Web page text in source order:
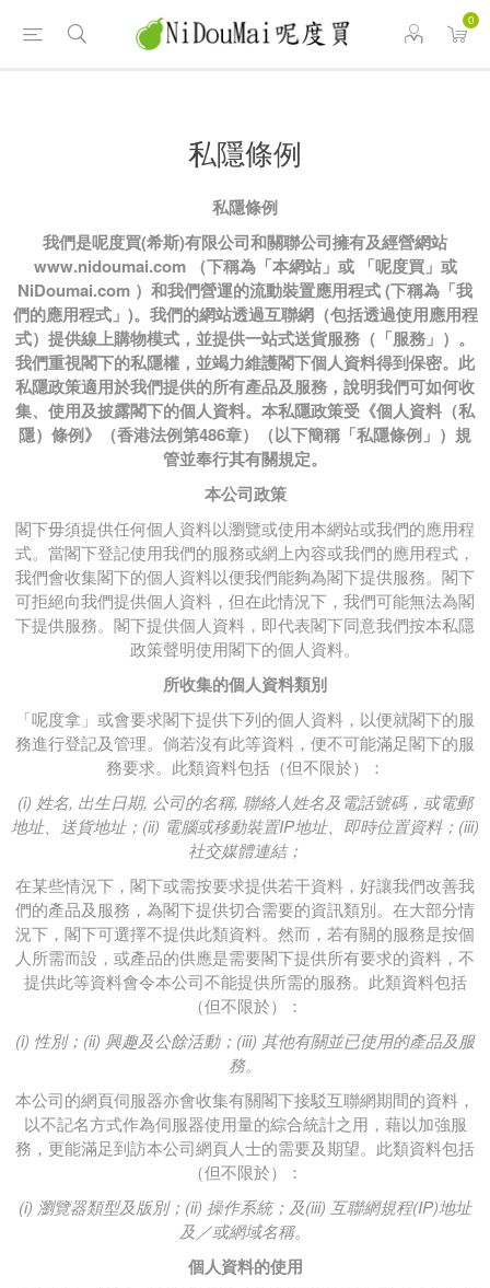
0
私隱條例
私隱條例
我們是呢度買(希斯)有限公司和關聯公司擁有及經營網站
www.nidoumai.com （下稱為「本網站」或 「呢度買」或
NiDoumai.com ）和我們營運的流動裝置應用程式 (下稱為「我
們的應用程式」)。我們的網站透過互聯網（包括透過使用應用程
式）提供線上購物模式，並提供一站式送貨服務（「服務」）。
我們重視閣下的私隱權，並竭力維護閣下個人資料得到保密。此
私隱政策適用於我們提供的所有產品及服務，說明我們可如何收
集、使用及披露閣下的個人資料。本私隱政策受《個人資料（私
隱）條例》（香港法例第486章）（以下簡稱「私隱條例」）規
管並奉行其有關規定。
本公司政策
閣下毋須提供任何個人資料以瀏覽或使用本網站或我們的應用程
式。當閣下登記使用我們的服務或網上內容或我們的應用程式，
我們會收集閣下的個人資料以便我們能夠為閣下提供服務。閣下
可拒絕向我們提供個人資料，但在此情況下，我們可能無法為閣
下提供服務。閣下提供個人資料，即代表閣下同意我們按本私隱
政策聲明使用閣下的個人資料。
所收集的個人資料類別
「呢度拿」或會要求閣下提供下列的個人資料，以便就閣下的服
務進行登記及管理。倘若沒有此等資料，便不可能滿足閣下的服
務要求。此類資料包括（但不限於）：
(i) 姓名, 出生日期, 公司的名稱, 聯絡人姓名及電話號碼，或電郵
地址、送貨地址；(ii) 電腦或移動裝置IP地址、即時位置資料；(iii)
社交媒體連結；
在某些情況下，閣下或需按要求提供若干資料，好讓我們改善我
們的產品及服務，為閣下提供切合需要的資訊類別。在大部分情
況下，閣下可選擇不提供此類資料。然而，若有關的服務是按個
人所需而設，或產品的供應是需要閣下提供所有要求的資料，不
提供此等資料會令本公司不能提供所需的服務。此類資料包括
（但不限於）：
(i) 性別；(ii) 興趣及公餘活動；(iii) 其他有關並已使用的產品及服
務。
本公司的網頁伺服器亦會收集有關閣下接駁互聯網期間的資料，
以不記名方式作為伺服器使用量的綜合統計之用，藉以加強服
務，更能滿足到訪本公司網頁人士的需要及期望。此類資料包括
（但不限於）：
(i) 瀏覽器類型及版別；(ii) 操作系統；及(iii) 互聯網規程(IP)地址
及／或網域名稱。
個人資料的使用